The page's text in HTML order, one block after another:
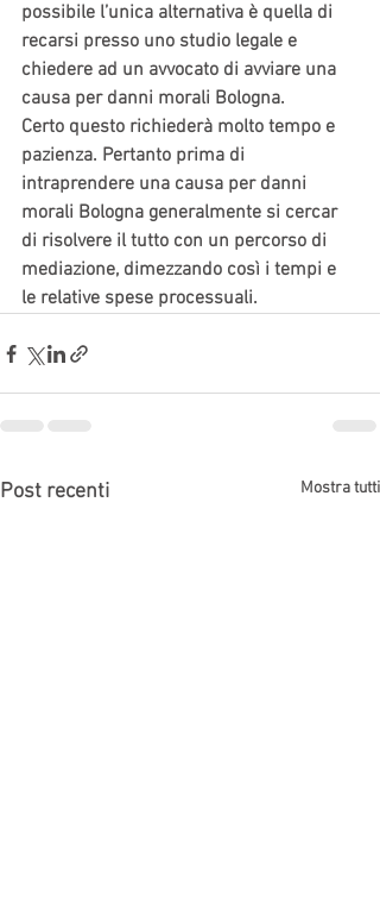
possibile l’unica alternativa è quella di
recarsi presso uno studio legale e
chiedere ad un avvocato di avviare una
causa per danni morali Bologna.
Certo questo richiederà molto tempo e
pazienza. Pertanto prima di
intraprendere una causa per danni
morali Bologna generalmente si cercar
di risolvere il tutto con un percorso di
mediazione, dimezzando così i tempi e
le relative spese processuali.
Post recenti Mostra tutti